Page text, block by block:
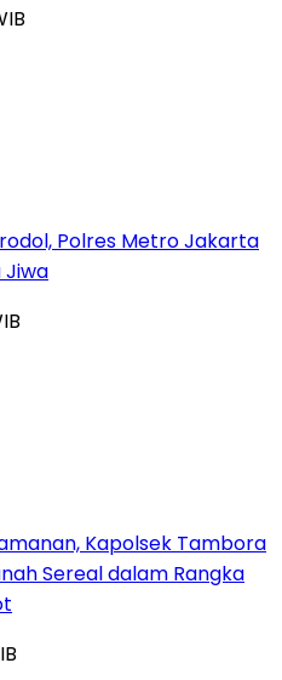
Polres Metro Jakarta
Jiwa
Kapolsek Tambora
Sereal dalam Rangka